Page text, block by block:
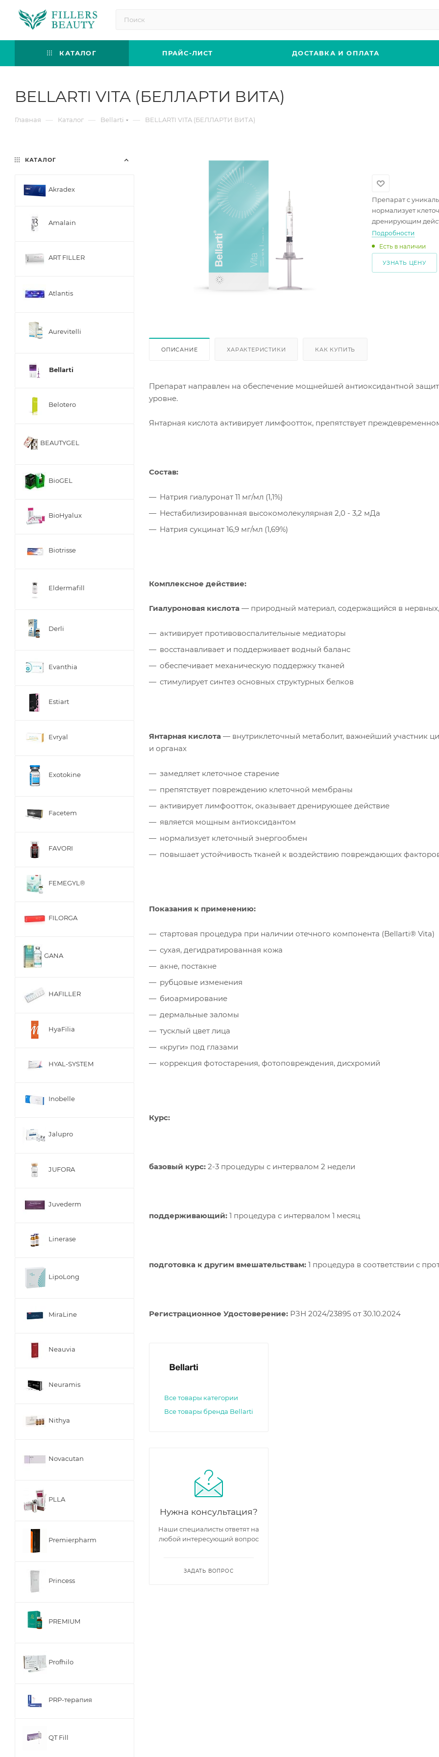
КАТАЛОГ ПРАЙС-ЛИСТ ДОСТАВКА И ОПЛАТА
BELLARTI VITA (БЕЛЛАРТИ ВИТА)
Главная — Каталог — Bellarti — BELLARTI VITA (БЕЛЛАРТИ ВИТА)
Препарат с
нормализует
дренирующим
Подробности
Есть в наличии
УЗНАТЬ ЦЕНУ
ОПИСАНИЕ ХАРАКТЕРИСТИКИ КАК КУПИТЬ
Препарат направлен на обеспечение мощнейшей антиоксидантной
уровне.
Янтарная кислота активирует лимфоотток, препятствует
Состав:
Натрия гиалуронат 11 мг/мл (1,1%)
Нестабилизированная высокомолекулярная 2,0 - 3,2 мДа
Натрия сукцинат 16,9 мг/мл (1,69%)
Комплексное действие:
Гиалуроновая кислота — природный материал, содержащийся в
активирует противовоспалительные медиаторы
восстанавливает и поддерживает водный баланс
обеспечивает механическую поддержку тканей
стимулирует синтез основных структурных белков
Янтарная кислота — внутриклеточный метаболит, важнейший участник
и органах
замедляет клеточное старение
препятствует повреждению клеточной мембраны
активирует лимфоотток, оказывает дренирующее действие
является мощным антиоксидантом
нормализует клеточный энергообмен
повышает устойчивость тканей к воздействию повреждающих
Показания к применению:
стартовая процедура при наличии отечного компонента (Bellarti® Vita)
сухая, дегидратированная кожа
акне, постакне
рубцовые изменения
биоармирование
дермальные заломы
тусклый цвет лица
«круги» под глазами
коррекция фотостарения, фотоповреждения, дисхромий
Курс:
базовый курс: 2-3 процедуры с интервалом 2 недели
поддерживающий: 1 процедура с интервалом 1 месяц
подготовка к другим вмешательствам: 1 процедура в соответствии с
Регистрационное Удостоверение: РЗН 2024/23895 от 30.10.2024
Все товары категории
Все товары бренда Bellarti
Нужна консультация?
Наши специалисты ответят на
любой интересующий вопрос
ЗАДАТЬ ВОПРОС
КАТАЛОГ
Akradex
Amalain
ART FILLER
Atlantis
Aurevitelli
Bellarti
Belotero
BEAUTYGEL
BioGEL
BioHyalux
Biotrisse
Eldermafill
Derli
Evanthia
Estiart
Evryal
Exotokine
Facetem
FAVORI
FEMEGYL®
FILORGA
GANA
HAFILLER
HyaFilia
HYAL-SYSTEM
Inobelle
Jalupro
JUFORA
Juvederm
Linerase
LipoLong
MiraLine
Neauvia
Neuramis
Nithya
Novacutan
PLLA
Premierpharm
Princess
PREMIUM
Profhilo
PRP-терапия
QT Fill